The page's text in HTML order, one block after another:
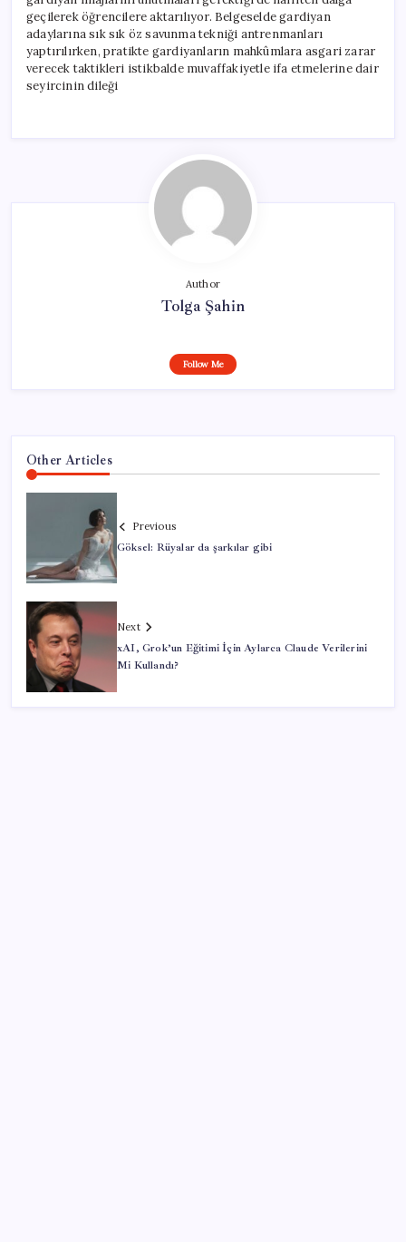
geçilerek öğrencilere aktarılıyor. Belgeselde gardiyan
adaylarına sık sık öz savunma tekniği antrenmanları
yaptırılırken, pratikte gardiyanların mahkûmlara asgari zarar
verecek taktikleri istikbalde muvaffakiyetle ifa etmelerine dair
seyircinin dileği
Author
Tolga Şahin
Follow Me
Other Articles
Previous
Göksel: Rüyalar da şarkılar gibi
Next
xAI, Grok’un Eğitimi İçin Aylarca Claude Verilerini
Mi Kullandı?